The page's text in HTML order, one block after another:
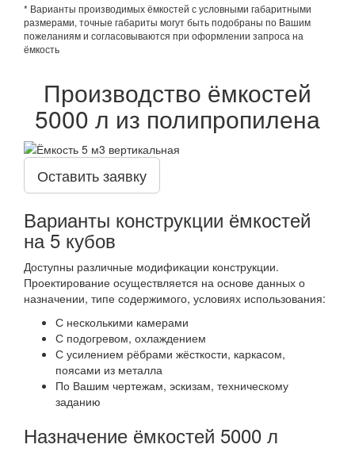
* Варианты производимых ёмкостей с условными габаритными
размерами, точные габариты могут быть подобраны по Вашим
пожеланиям и согласовываются при оформлении запроса на
ёмкость
Производство ёмкостей
5000 л из полипропилена
Оставить заявку
Варианты конструкции ёмкостей
на 5 кубов
Доступны различные модификации конструкции.
Проектирование осуществляется на основе данных о
назначении, типе содержимого, условиях использования:
С несколькими камерами
С подогревом, охлаждением
С усилением рёбрами жёсткости, каркасом,
поясами из металла
По Вашим чертежам, эскизам, техническому
заданию
Назначение ёмкостей 5000 л